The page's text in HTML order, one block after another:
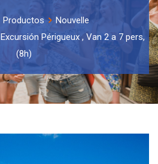
Productos
Nouvelle
Excursión Périgueux , Van 2 a 7 pers,
(8h)